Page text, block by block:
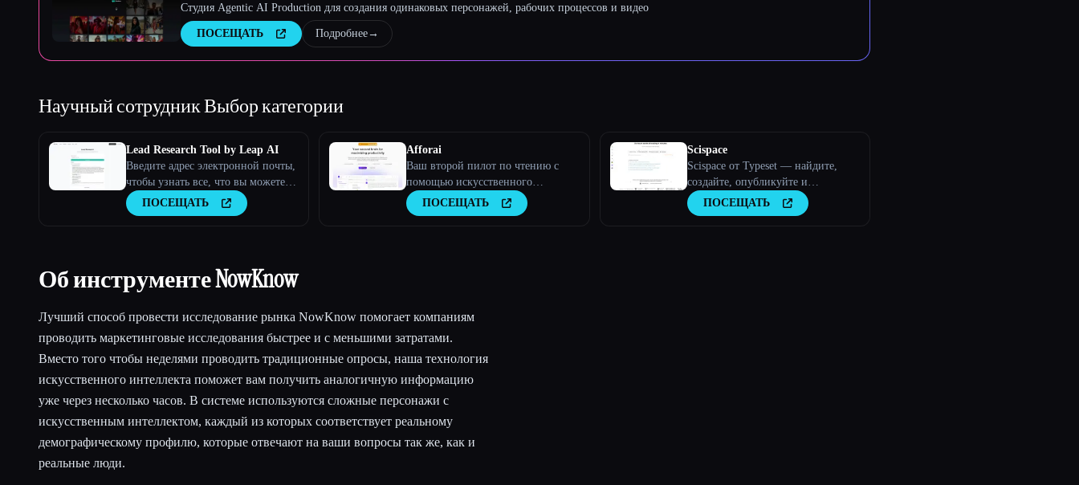
Студия Agentic AI Production для создания одинаковых персонажей, рабочих процессов и видео
ПОСЕЩАТЬ Подробнее→
Научный сотрудникВыбор категории
Lead Research Tool by Leap AI
Введите адрес электронной почты,
чтобы узнать все, что вы можете
об этом человеке.
ПОСЕЩАТЬ
Afforai
Ваш второй пилот по чтению с
помощью искусственного
интеллекта. Необходимые
инструменты для анализа текста,
ПОСЕЩАТЬ
Scispace
Scispace от Typeset — найдите,
создайте, опубликуйте и
продвигайте свою
исследовательскую работу
ПОСЕЩАТЬ
Об инструменте NowKnow
Лучший способ провести исследование рынка NowKnow помогает компаниям
проводить маркетинговые исследования быстрее и с меньшими затратами.
Вместо того чтобы неделями проводить традиционные опросы, наша технология
искусственного интеллекта поможет вам получить аналогичную информацию
уже через несколько часов. В системе используются сложные персонажи с
искусственным интеллектом, каждый из которых соответствует реальному
демографическому профилю, которые отвечают на ваши вопросы так же, как и
реальные люди.